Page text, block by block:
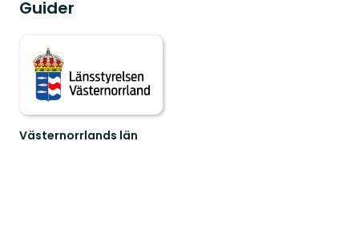
Guider
Västernorrlands län